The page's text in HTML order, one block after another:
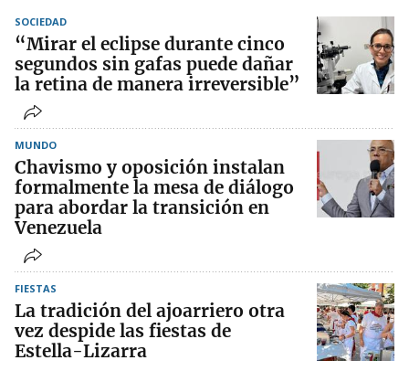
SOCIEDAD
“Mirar el eclipse durante cinco
segundos sin gafas puede dañar
la retina de manera irreversible”
MUNDO
Chavismo y oposición instalan
formalmente la mesa de diálogo
para abordar la transición en
Venezuela
FIESTAS
La tradición del ajoarriero otra
vez despide las fiestas de
Estella-Lizarra